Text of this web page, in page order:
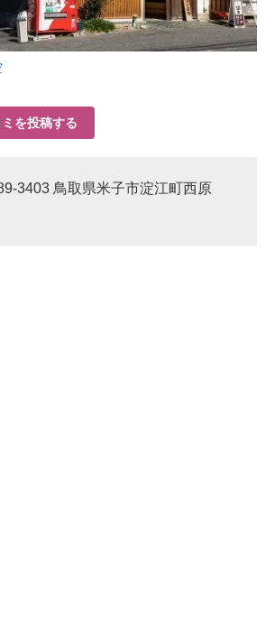
を投稿する
3403 鳥取県米子市淀江町西原